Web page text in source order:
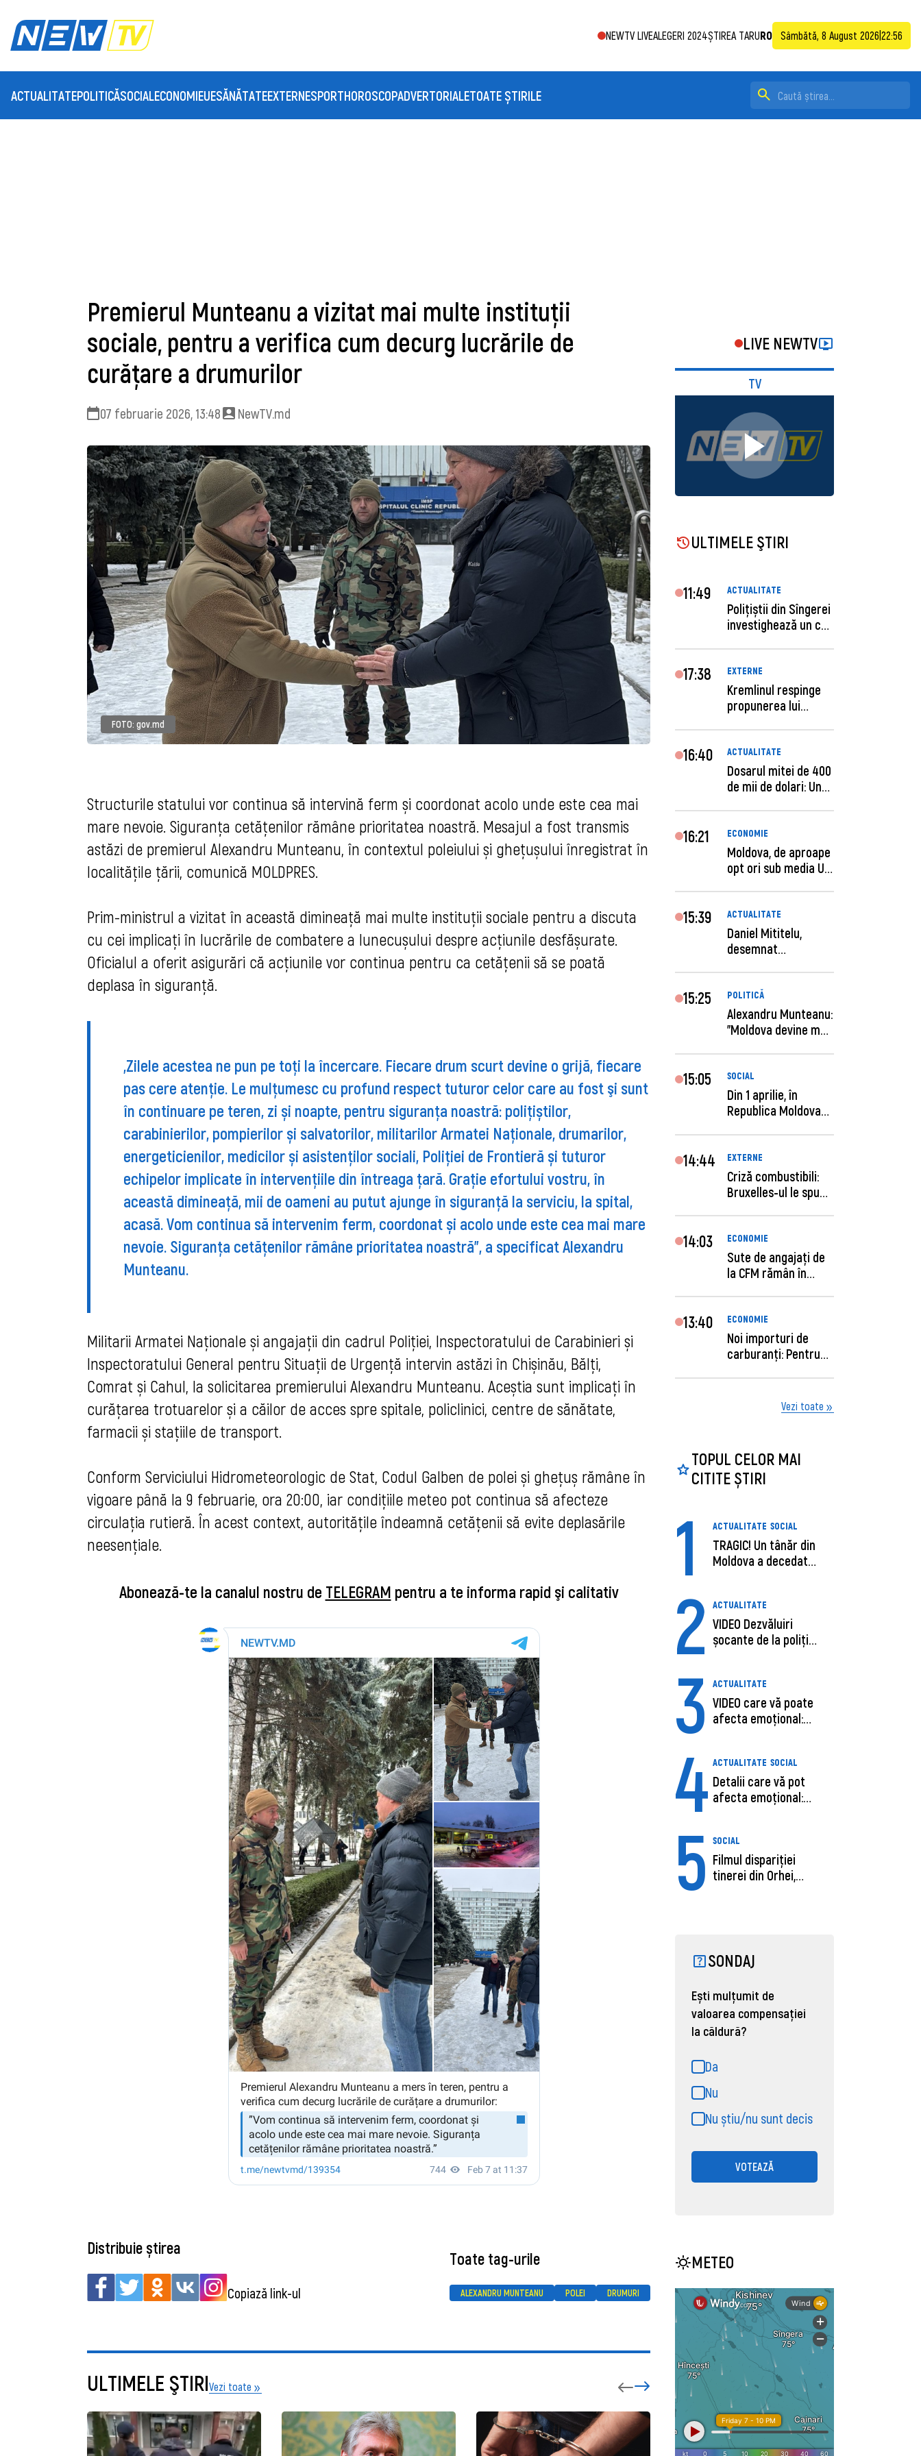
NEWTV LIVEALEGERI 2024ȘTIREA TARURO Sâmbătă, 8 August 2026 22:56
ACTUALITATEPOLITICĂSOCIAL ECONOMIEUESĂNĂTATEEXTERNESPORTHOROSCOPADVERTORIALETOATE ȘTIRILE
Premierul Munteanu a vizitat mai multe instituții
sociale, pentru a verifica cum decurg lucrările de
curățare a drumurilor
07 februarie 2026, 13:48 NewTV.md
FOTO: gov.md
Structurile statului vor continua să intervină ferm și coordonat acolo unde este cea mai
mare nevoie. Siguranța cetățenilor rămâne prioritatea noastră. Mesajul a fost transmis
astăzi de premierul Alexandru Munteanu, în contextul poleiului și ghețușului înregistrat în
localitățile țării, comunică MOLDPRES.
Prim-ministrul a vizitat în această dimineață mai multe instituții sociale pentru a discuta
cu cei implicați în lucrările de combatere a lunecușului despre acțiunile desfășurate.
Oficialul a oferit asigurări că acțiunile vor continua pentru ca cetățenii să se poată
deplasa în siguranță.
„Zilele acestea ne pun pe toți la încercare. Fiecare drum scurt devine o grijă, fiecare
pas cere atenție. Le mulțumesc cu profund respect tuturor celor care au fost şi sunt
în continuare pe teren, zi și noapte, pentru siguranța noastră: polițiștilor,
carabinierilor, pompierilor și salvatorilor, militarilor Armatei Naționale, drumarilor,
energeticienilor, medicilor și asistenților sociali, Poliției de Frontieră și tuturor
echipelor implicate în intervențiile din întreaga țară. Grație efortului vostru, în
această dimineață, mii de oameni au putut ajunge în siguranță la serviciu, la spital,
acasă. Vom continua să intervenim ferm, coordonat și acolo unde este cea mai mare
nevoie. Siguranța cetățenilor rămâne prioritatea noastră”, a specificat Alexandru
Munteanu.
Militarii Armatei Naționale și angajații din cadrul Poliției, Inspectoratului de Carabinieri și
Inspectoratului General pentru Situații de Urgență intervin astăzi în Chișinău, Bălți,
Comrat și Cahul, la solicitarea premierului Alexandru Munteanu. Aceștia sunt implicați în
curățarea trotuarelor și a căilor de acces spre spitale, policlinici, centre de sănătate,
farmacii și stațiile de transport.
Conform Serviciului Hidrometeorologic de Stat, Codul Galben de polei și ghețuș rămâne în
vigoare până la 9 februarie, ora 20:00, iar condițiile meteo pot continua să afecteze
circulația rutieră. În acest context, autoritățile îndeamnă cetățenii să evite deplasările
neesențiale.
Abonează-te la canalul nostru de TELEGRAM pentru a te informa rapid şi calitativ
Distribuie știrea
Copiază link-ul
Toate tag-urile
ALEXANDRU MUNTEANU POLEI DRUMURI
ULTIMELE ŞTIRIVezi toate
LIVE NEWTV
TV
ULTIMELE ŞTIRI
11:49 ACTUALITATE
Polițiștii din Sîngerei
investighează un caz
17:38 EXTERNE
Kremlinul respinge
propunerea lui
16:40 ACTUALITATE
Dosarul mitei de 400
de mii de dolari: Un
16:21 ECONOMIE
Moldova, de aproape
opt ori sub media UE
15:39 ACTUALITATE
Daniel Mititelu,
desemnat
15:25 POLITICĂ
Alexandru Munteanu:
"Moldova devine mai
15:05 SOCIAL
Din 1 aprilie, în
Republica Moldova
14:44 EXTERNE
Criză combustibili:
Bruxelles-ul le spune
14:03 ECONOMIE
Sute de angajaţi de
la CFM rămân în
13:40 ECONOMIE
Noi importuri de
carburanți: Pentru
Vezi toate
TOPUL CELOR MAI
CITITE ȘTIRI
1 ACTUALITATE SOCIAL
TRAGIC! Un tânăr din
Moldova a decedat
2 ACTUALITATE
VIDEO Dezvăluiri
șocante de la poliție,
3 ACTUALITATE
VIDEO care vă poate
afecta emoțional:
4 ACTUALITATE SOCIAL
Detalii care vă pot
afecta emoțional:
5 SOCIAL
Filmul dispariției
tinerei din Orhei,
SONDAJ
Ești mulțumit de
valoarea compensației
la căldură?
Da
Nu
Nu știu/nu sunt decis
VOTEAZĂ
METEO